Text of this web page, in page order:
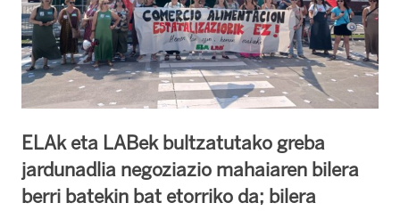
ELAk eta LABek bultzatutako greba
jardunadlia negoziazio mahaiaren bilera
berri batekin bat etorriko da; bilera